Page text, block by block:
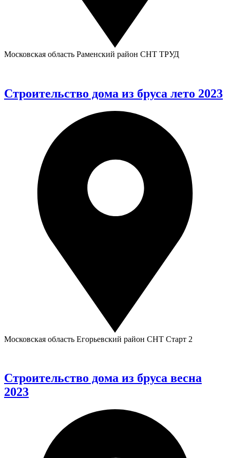
Московская область Раменский район СНТ ТРУД
Строительство дома из бруса лето 2023
Московская область Егорьевский район СНТ Старт 2
Строительство дома из бруса весна
2023